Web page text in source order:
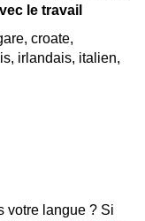
le travail
croate,
irlandais, italien,
votre langue ? Si